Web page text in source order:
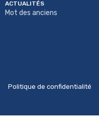
ACTUALITÉS
Mot des anciens
Politique de confidentialité